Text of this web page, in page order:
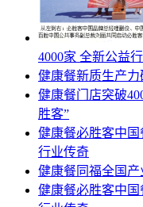
4000家 全新公益
健康餐新质生产
健康餐门店突破
胜客”
健康餐必胜客中国
行业传奇
健康餐同福全国
健康餐必胜客中国